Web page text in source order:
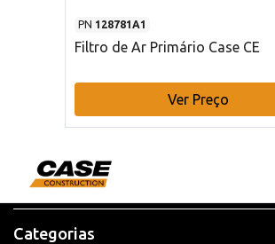
PN 128781A1
Filtro de Ar Primário Case CE
Ver Preço
Categorias